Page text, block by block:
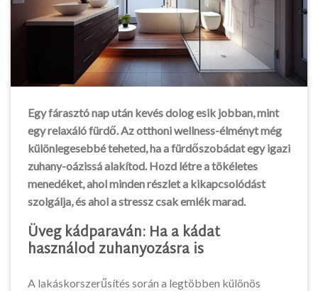
Egy fárasztó nap után kevés dolog esik jobban, mint
egy relaxáló fürdő. Az otthoni wellness-élményt még
különlegesebbé teheted, ha a fürdőszobádat egy igazi
zuhany-oázissá alakítod. Hozd létre a tökéletes
menedéket, ahol minden részlet a kikapcsolódást
szolgálja, és ahol a stressz csak emlék marad.
Üveg kádparaván: Ha a kádat
használod zuhanyozásra is
A lakáskorszerűsítés során a legtöbben különös